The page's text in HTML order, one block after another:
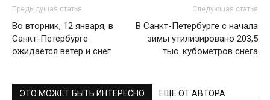
Предыдущая статья
Во вторник, 12 января, в
Санкт-Петербурге
ожидается ветер и снег
Следующая статья
В Санкт-Петербурге с начала
зимы утилизировано 203,5
тыс. кубометров снега
ЭТО МОЖЕТ БЫТЬ ИНТЕРЕСНО ЕЩЕ ОТ АВТОРА